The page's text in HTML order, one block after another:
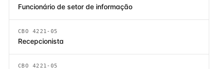
Funcionário de setor de informação
CBO 4221-05
Recepcionista
CBO 4221-05